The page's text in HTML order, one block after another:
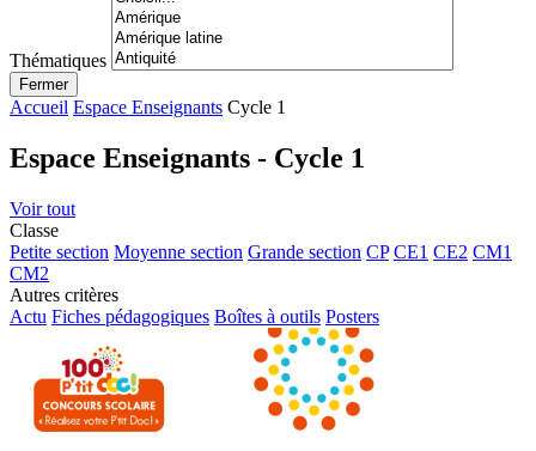
Thématiques
Fermer
Accueil Espace Enseignants Cycle 1
Espace Enseignants - Cycle 1
Voir tout
Classe
Petite section Moyenne section Grande section CP CE1 CE2 CM1
CM2
Autres critères
Actu Fiches pédagogiques Boîtes à outils Posters